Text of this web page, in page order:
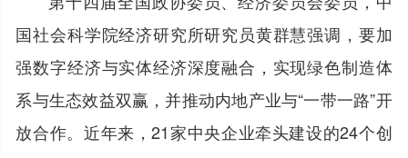
国社会科学院经济研究所研究员黄群慧强调，要加
强数字经济与实体经济深度融合，实现绿色制造体
系与生态效益双赢，并推动内地产业与“一带一路”开
放合作。近年来，21家中央企业牵头建设的24个创